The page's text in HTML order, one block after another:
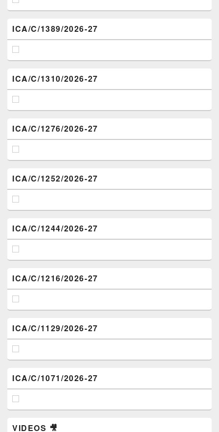
ICA/C/1389/2026-27
ICA/C/1310/2026-27
ICA/C/1276/2026-27
ICA/C/1252/2026-27
ICA/C/1244/2026-27
ICA/C/1216/2026-27
ICA/C/1129/2026-27
ICA/C/1071/2026-27
VIDEOS 🎥